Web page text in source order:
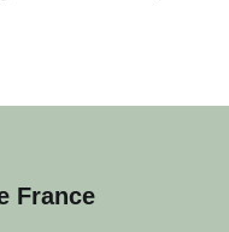
France